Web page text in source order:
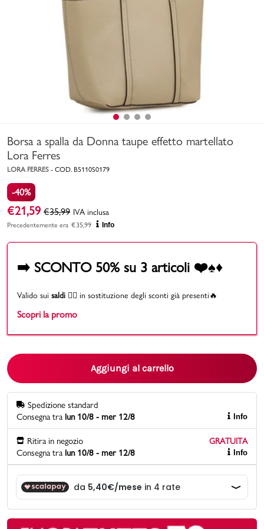
Bambino
Valigie
Marchi
Carrello
Promo & News
negozi
Gift card
Borsa a spalla da Donna taupe effetto martellato
Lora Ferres
LORA FERRES - COD. B5110S0179
-40%
€21,59 €35,99 IVA inclusa
Precedentemente era €35,99 Info
➡️ SCONTO 50% su 3 articoli ❤️♠️♦️
Valido sui saldi 👉🏻 in sostituzione degli sconti già presenti🔥
Scopri la promo
Aggiungi al carrello
Spedizione standard
Consegna tra lun 10/8 - mer 12/8 Info
Ritira in negozio
GRATUITA
Consegna tra lun 10/8 - mer 12/8 Info